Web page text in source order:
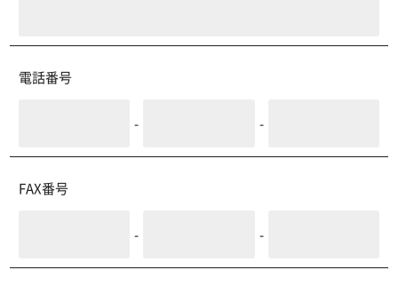
電話番号
- -
FAX番号
- -